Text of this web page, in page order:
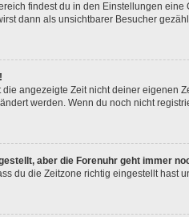
findest du in den Einstellungen
dann als unsichtbarer Besucher
angezeigte Zeit nicht deiner eigenen
werden. Wenn du noch nicht
aber die Forenuhr geht immer
du die Zeitzone richtig eingestellt hast